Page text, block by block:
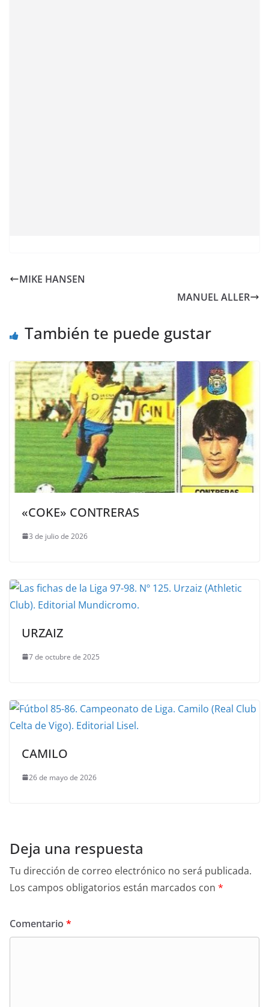
MIKE HANSEN
MANUEL ALLER
También te puede gustar
«COKE» CONTRERAS
3 de julio de 2026
URZAIZ
7 de octubre de 2025
CAMILO
26 de mayo de 2026
Deja una respuesta
Tu dirección de correo electrónico no será publicada.
Los campos obligatorios están marcados con *
Comentario *